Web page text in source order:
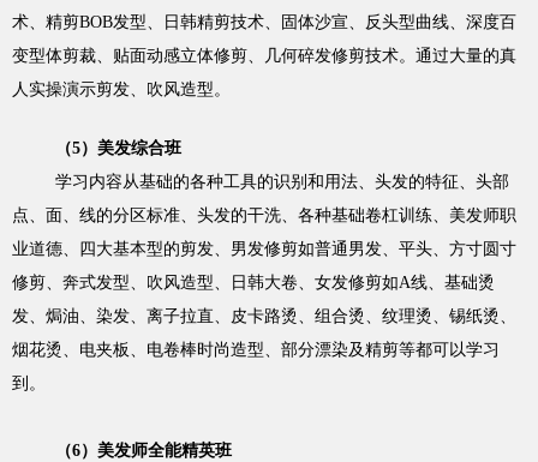
术、精剪BOB发型、日韩精剪技术、固体沙宣、反头型曲线、深度百
变型体剪裁、贴面动感立体修剪、几何碎发修剪技术。通过大量的真
人实操演示剪发、吹风造型。
（5）美发综合班
学习内容从基础的各种工具的识别和用法、头发的特征、头部
点、面、线的分区标准、头发的干洗、各种基础卷杠训练、美发师职
业道德、四大基本型的剪发、男发修剪如普通男发、平头、方寸圆寸
修剪、奔式发型、吹风造型、日韩大卷、女发修剪如A线、基础烫
发、焗油、染发、离子拉直、皮卡路烫、组合烫、纹理烫、锡纸烫、
烟花烫、电夹板、电卷棒时尚造型、部分漂染及精剪等都可以学习
到。
（6）美发师全能精英班